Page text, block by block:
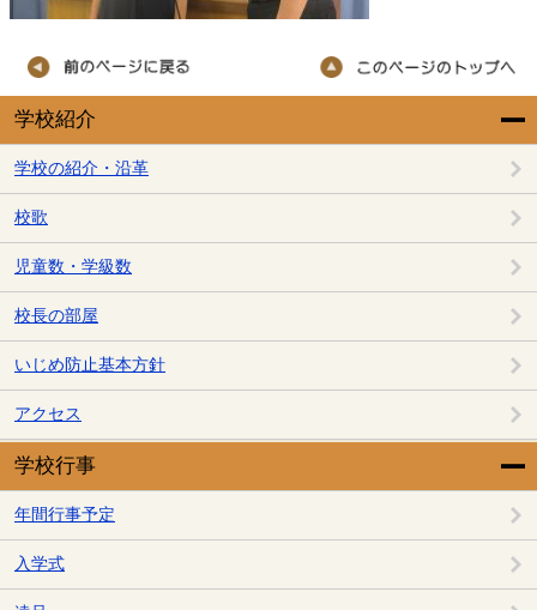
学校紹介
学校の紹介・沿革
校歌
児童数・学級数
校長の部屋
いじめ防止基本方針
アクセス
学校行事
年間行事予定
入学式